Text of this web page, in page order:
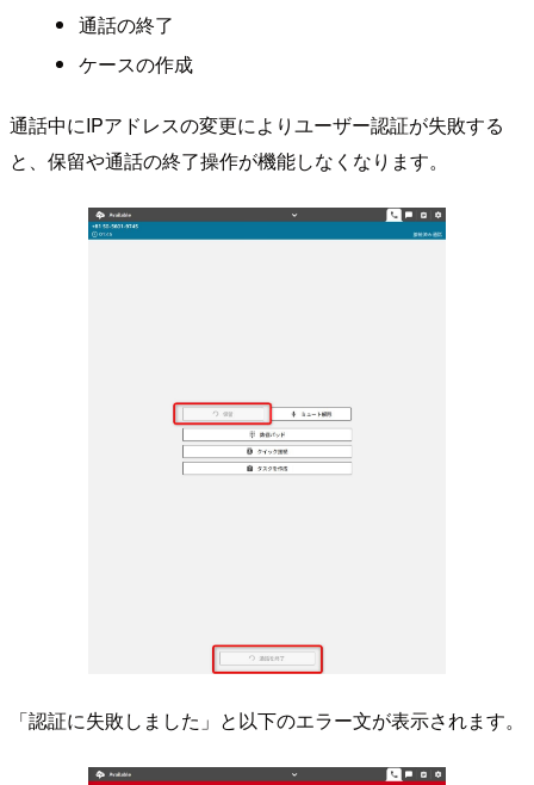
通話の終了
ケースの作成
通話中にIPアドレスの変更によりユーザー認証が失敗する
と、保留や通話の終了操作が機能しなくなります。
「認証に失敗しました」と以下のエラー文が表示されます。